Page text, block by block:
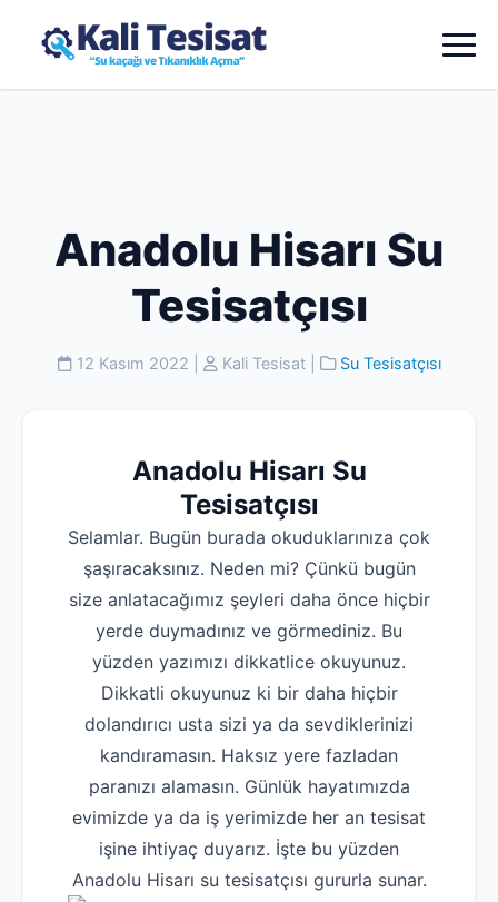
Anadolu Hisarı Su
Tesisatçısı
12 Kasım 2022 Kali Tesisat| Su Tesisatçısı
Anadolu Hisarı Su
Tesisatçısı
Selamlar. Bugün burada okuduklarınıza çok
şaşıracaksınız. Neden mi? Çünkü bugün
size anlatacağımız şeyleri daha önce hiçbir
yerde duymadınız ve görmediniz. Bu
yüzden yazımızı dikkatlice okuyunuz.
Dikkatli okuyunuz ki bir daha hiçbir
dolandırıcı usta sizi ya da sevdiklerinizi
kandıramasın. Haksız yere fazladan
paranızı alamasın. Günlük hayatımızda
evimizde ya da iş yerimizde her an tesisat
işine ihtiyaç duyarız. İşte bu yüzden
Anadolu Hisarı su tesisatçısı gururla sunar.